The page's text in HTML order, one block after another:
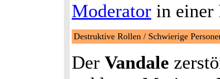
Moderator in einer
Destruktive Rollen / Schwierige
Der Vandale